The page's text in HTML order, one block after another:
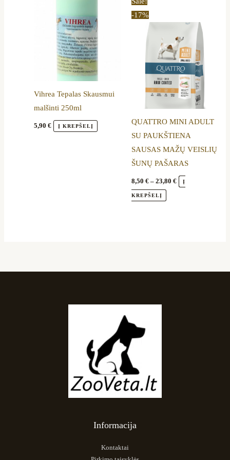
Vihrea Tepalas Skausmui
malšinti 250ml
5,90€ Į KREPŠELĮ
-17%
QUATTRO MINI ADULT
SU PAUKŠTIENA
SAUSAS MAŽŲ VEISLIŲ
ŠUNŲ PAŠARAS
8,50 € – 23,80 €
through
Į
KREPŠELĮ
multiple
variants.
The
options
may
be
chosen
on
the
product
page
Informacija
Kontaktai